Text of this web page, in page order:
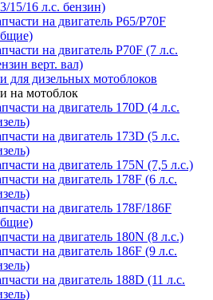
15/16 л.с. бензин)
на двигатель P65/P70F
на двигатель P70F (7 л.с.
верт. вал)
для дизельных мотоблоков
на мотоблок
на двигатель 170D (4 л.с.
на двигатель 173D (5 л.с.
на двигатель 175N (7,5 л.с.)
на двигатель 178F (6 л.с.
на двигатель 178F/186F
на двигатель 180N (8 л.с.)
на двигатель 186F (9 л.с.
на двигатель 188D (11 л.с.